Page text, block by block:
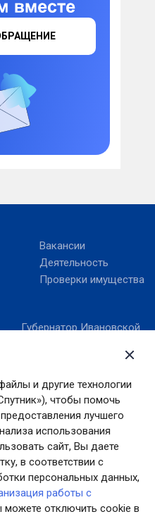
и другие технологии
чтобы помочь
лучшего
использования
сайт, Вы даете
в соответствии с
персональных данных,
работы с
можете отключить cookie в
Вакансии
Деятельность
Проверки имущества
Губернатор Ивановской
Ивановская областная
Правительство
Ивановской области